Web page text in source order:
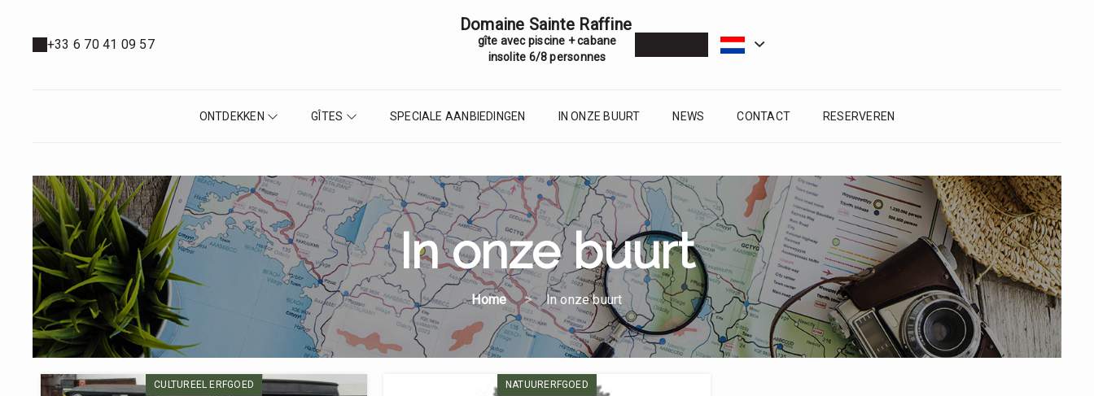
+33 6 70 41 09 57
Domaine Sainte Raffine
gîte avec piscine + cabane
insolite 6/8 personnes
ONTDEKKEN GÎTES SPECIALE AANBIEDINGEN IN ONZE BUURT NEWS CONTACT RESERVEREN
In onze buurt
Home In onze buurt
CULTUREEL ERFGOED NATUURERFGOED